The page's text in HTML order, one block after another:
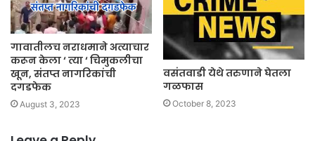
गावातीलच नराधमाने अत्याचार
करून केला ‘ त्या ‘ चिमुकलीचा
खून, संतप्त नागरिकांची
दगडफेक
August 3, 2023
वसंतवाडी येथे तरुणाने घेतला
गळफास
October 8, 2023